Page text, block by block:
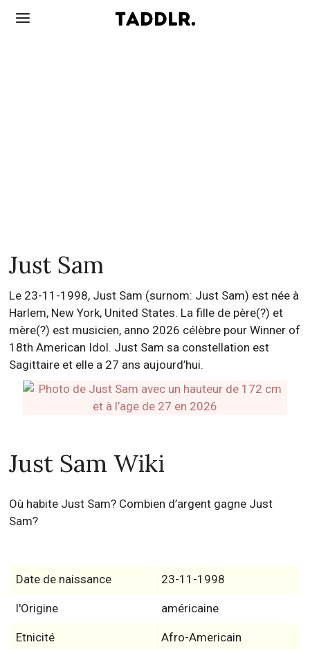
Just Sam
Le 23-11-1998, Just Sam (surnom: Just Sam) est née à
Harlem, New York, United States. La fille de père(?) et
mère(?) est musicien, anno 2026 célèbre pour Winner of
18th American Idol. Just Sam sa constellation est
Sagittaire et elle a 27 ans aujourd’hui.
Just Sam Wiki
Où habite Just Sam? Combien d’argent gagne Just
Sam?
Date de naissance 23-11-1998
l'Origine américaine
Etnicité Afro-Americain